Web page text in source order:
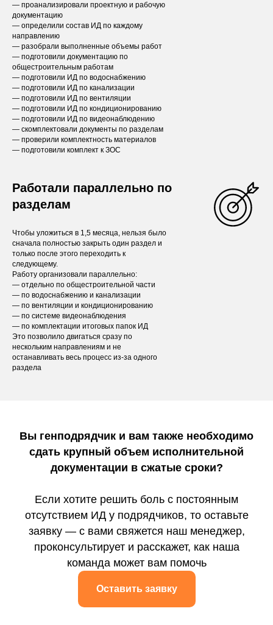
— проанализировали проектную и рабочую
документацию
— определили состав ИД по каждому
направлению
— разобрали выполненные объемы работ
— подготовили документацию по
общестроительным работам
— подготовили ИД по водоснабжению
— подготовили ИД по канализации
— подготовили ИД по вентиляции
— подготовили ИД по кондиционированию
— подготовили ИД по видеонаблюдению
— скомплектовали документы по разделам
— проверили комплектность материалов
— подготовили комплект к ЗОС
Работали параллельно по
разделам
Чтобы уложиться в 1,5 месяца, нельзя было
сначала полностью закрыть один раздел и
только после этого переходить к
следующему.
Работу организовали параллельно:
— отдельно по общестроительной части
— по водоснабжению и канализации
— по вентиляции и кондиционированию
— по системе видеонаблюдения
— по комплектации итоговых папок ИД
Это позволило двигаться сразу по
нескольким направлениям и не
останавливать весь процесс из-за одного
раздела
Вы генподрядчик и вам также необходимо
сдать крупный объем исполнительной
документации в сжатые сроки?
Если хотите решить боль с постоянным
отсутствием ИД у подрядчиков, то оставьте
заявку — с вами свяжется наш менеджер,
проконсультирует и расскажет, как наша
команда может вам помочь
Оставить заявку